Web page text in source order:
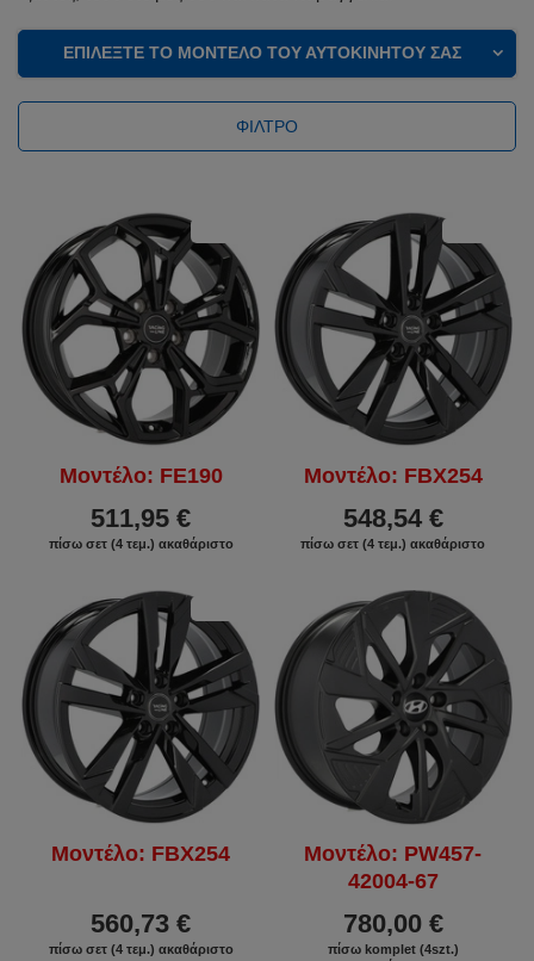
ΕΠΙΛΈΞΤΕ ΤΟ ΜΟΝΤΈΛΟ ΤΟΥ ΑΥΤΟΚΙΝΉΤΟΥ ΣΑΣ
ΦΊΛΤΡΟ
Μοντέλο: FE190
511,95 €
πίσω σετ (4 τεμ.) ακαθάριστο
Μοντέλο: FBX254
548,54 €
πίσω σετ (4 τεμ.) ακαθάριστο
Μοντέλο: FBX254
560,73 €
πίσω σετ (4 τεμ.) ακαθάριστο
Μοντέλο: PW457-
42004-67
780,00 €
πίσω komplet (4szt.)